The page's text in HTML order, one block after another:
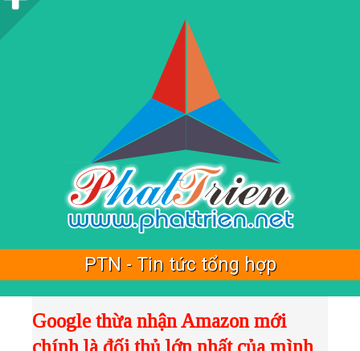
PTN - Tin tức tổng hợp
Google thừa nhận Amazon mới
chính là đối thủ lớn nhất của mình